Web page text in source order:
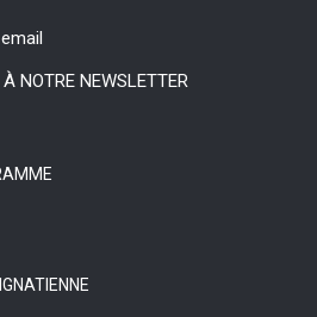
NOTRE NEWSLETTER